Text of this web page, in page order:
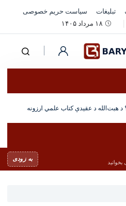
تبلیغات
سیاست حریم خصوصی
۱۸ مرداد ۱۴۰۵
هبت‌الله د عقیدې کتاب علمي ارزونه
بخوانید
به زودی